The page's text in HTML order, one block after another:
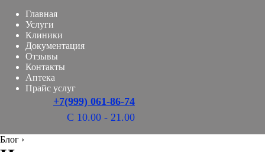
Главная
Услуги
Клиники
Документация
Отзывы
Контакты
Аптека
Прайс услуг
+7(999) 061-86-74
С 10.00 - 21.00
Блог ›